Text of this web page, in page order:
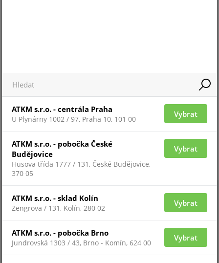
ATKM s.r.o. - centrála Praha
U Plynárny 1002 / 97, Praha 10, 101 00
Vybrat
ATKM s.r.o. - pobočka České
Budějovice
Husova třída 1777 / 131, České Budějovice,
370 05
Vybrat
ATKM s.r.o. - sklad Kolín
Zengrova / 131, Kolín, 280 02
Vybrat
ATKM s.r.o. - pobočka Brno
Jundrovská 1303 / 43, Brno - Komín, 624 00
Vybrat